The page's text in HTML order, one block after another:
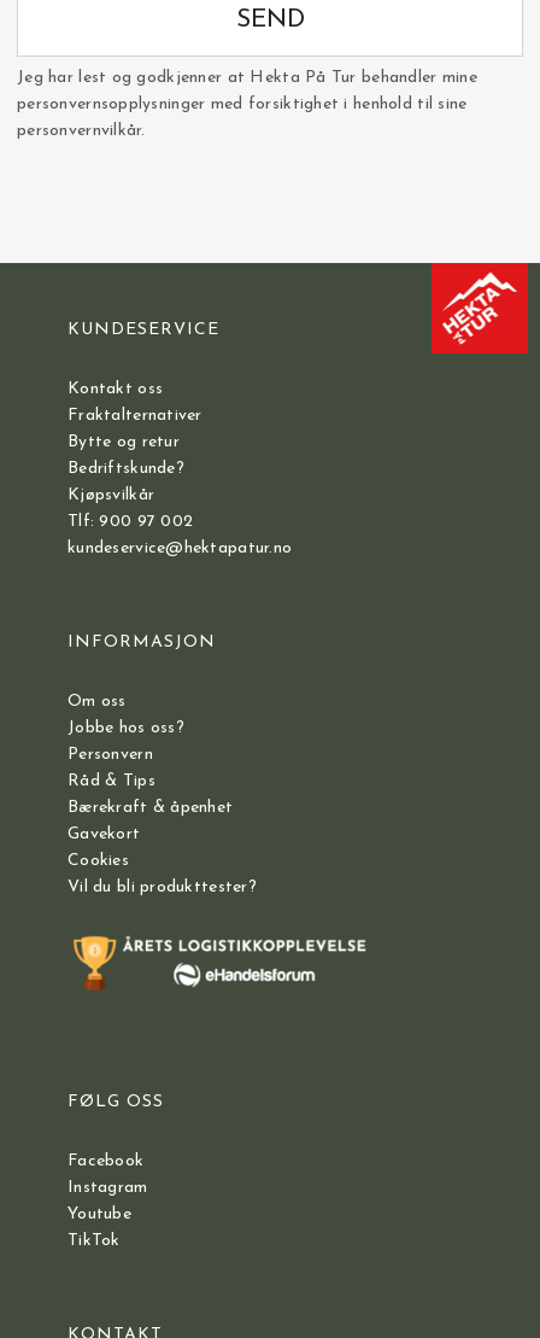
SEND
Jeg har lest og godkjenner at Hekta På Tur behandler mine
personvernsopplysninger med forsiktighet i henhold til sine
personvernvilkår.
KUNDESERVICE
Kontakt oss
Fraktalternativer
Bytte og retur
Bedriftskunde?
Kjøpsvilkår
Tlf: 900 97 002
kundeservice@hektapatur.no
INFORMASJON
Om oss
Jobbe hos oss?
Personvern
Råd & Tips
Bærekraft & åpenhet
Gavekort
Cookies
Vil du bli produkttester?
FØLG OSS
Facebook
Instagram
Youtube
TikTok